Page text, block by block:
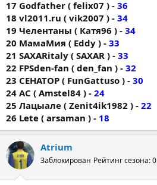
17 Godfather ( felix07 ) - 36
18 vl2011.ru ( vik2007 ) - 34
19 Челентаны ( Катя96 ) - 34
20 МамаМия ( Eddy ) - 33
21 SAXARitaly ( SAXAR ) - 33
22 FPSden-fan ( den_fan ) - 32
23 СЕНАТОР ( FunGattuso ) - 30
24 AC ( Amstel84 ) - 24
25 Лацыале ( Zenit4ik1982 ) - 22
26 Lete ( arsaman ) - 18
Atrium
Заблокирован Рейтинг сезона: 0